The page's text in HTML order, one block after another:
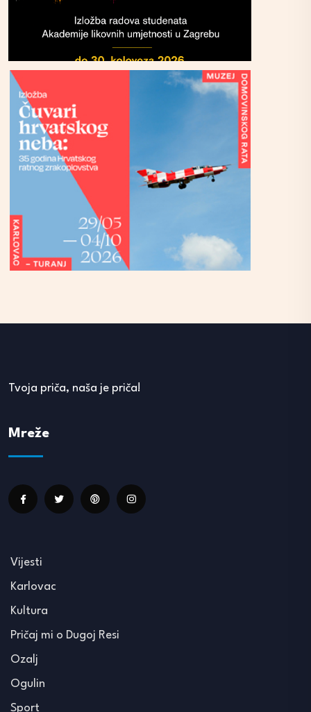
Tvoja priča, naša je priča!
Mreže
Vijesti
Karlovac
Kultura
Pričaj mi o Dugoj Resi
Ozalj
Ogulin
Sport